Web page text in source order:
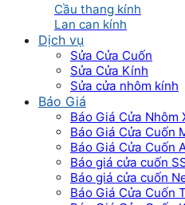
Cầu thang kính
Lan can kính
Dịch vụ
Sửa Cửa Cuốn
Sửa Cửa Kính
Sửa cửa nhôm kính
Báo Giá
Báo Giá Cửa
Báo Giá Cửa Cuốn
Báo Giá Cửa Cuốn
Báo giá cửa cuốn
Báo giá cửa cuốn
Báo Giá Cửa Cuốn